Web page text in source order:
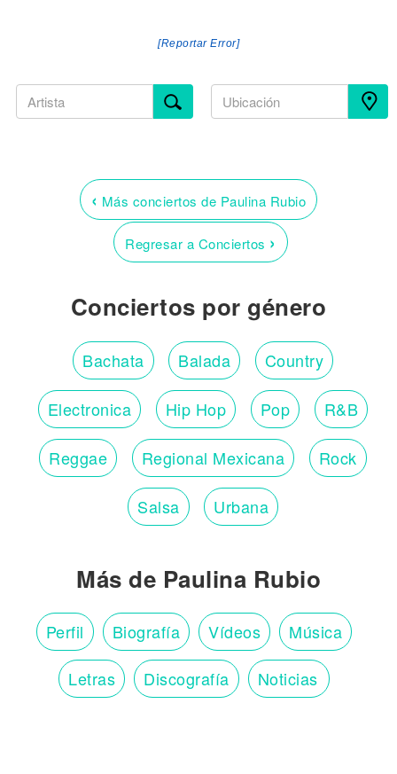
[Reportar Error]
‹ Más conciertos de Paulina Rubio
Regresar a Conciertos ›
Conciertos por género
Bachata Balada Country
Electronica Hip Hop Pop R&B
Reggae Regional Mexicana Rock
Salsa Urbana
Más de Paulina Rubio
Perfil Biografía Vídeos Música
Letras Discografía Noticias